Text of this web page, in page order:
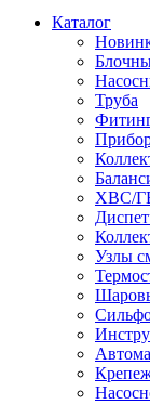
Каталог
Труба
ХВС/
Узлы